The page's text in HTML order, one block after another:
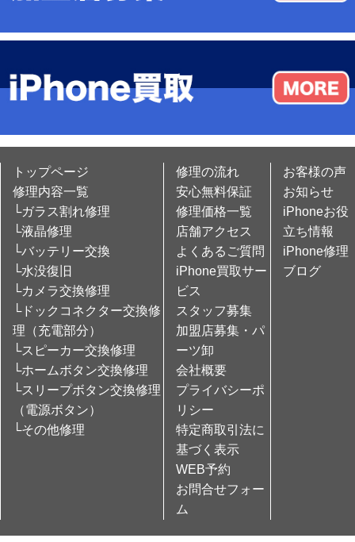
トップページ
修理内容一覧
└ガラス割れ修理
└液晶修理
└バッテリー交換
└水没復旧
└カメラ交換修理
└ドックコネクター交換修
理（充電部分）
└スピーカー交換修理
└ホームボタン交換修理
└スリープボタン交換修理
（電源ボタン）
└その他修理
修理の流れ
安心無料保証
修理価格一覧
店舗アクセス
よくあるご質問
iPhone買取サー
ビス
スタッフ募集
加盟店募集・パ
ーツ卸
会社概要
プライバシーポ
リシー
特定商取引法に
基づく表示
WEB予約
お問合せフォー
ム
お客様の声
お知らせ
iPhoneお役
立ち情報
iPhone修理
ブログ